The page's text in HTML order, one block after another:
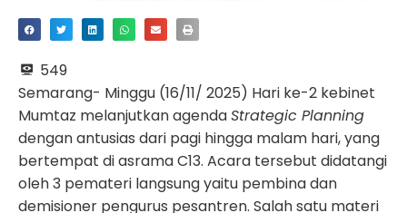
549
Semarang- Minggu (16/11/ 2025) Hari ke-2 kebinet
Mumtaz melanjutkan agendaStrategic Planning
dengan antusias dari pagi hingga malam hari, yang
bertempat di asrama C13. Acara tersebut didatangi
oleh 3 pemateri langsung yaitu pembina dan
demisioner pengurus pesantren. Salah satu materi